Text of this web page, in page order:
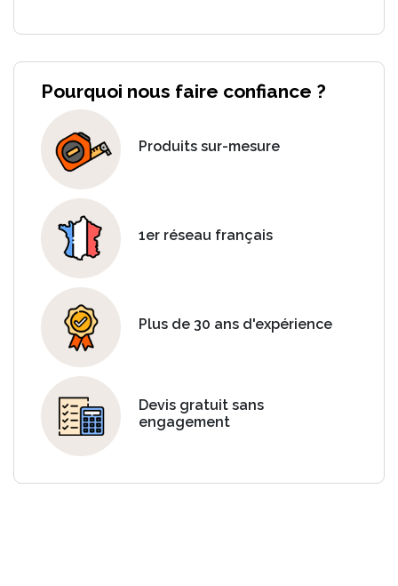
Pourquoi nous faire confiance ?
Produits sur-mesure
1er réseau français
Plus de 30 ans d'expérience
Devis gratuit sans
engagement